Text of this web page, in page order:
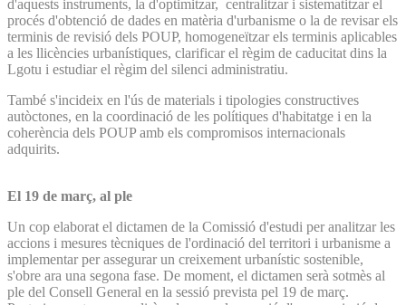
d'aquests instruments, la d'optimitzar, centralitzar i sistematitzar el
procés d'obtenció de dades en matèria d'urbanisme o la de revisar els
terminis de revisió dels POUP, homogeneïtzar els terminis aplicables
a les llicències urbanístiques, clarificar el règim de caducitat dins la
Lgotu i estudiar el règim del silenci administratiu.
També s'incideix en l'ús de materials i tipologies constructives
autòctones, en la coordinació de les polítiques d'habitatge i en la
coherència dels POUP amb els compromisos internacionals
adquirits.
El 19 de març, al ple
Un cop elaborat el dictamen de la Comissió d'estudi per analitzar les
accions i mesures tècniques de l'ordinació del territori i urbanisme a
implementar per assegurar un creixement urbanístic sostenible,
s'obre ara una segona fase. De moment, el dictamen serà sotmès al
ple del Consell General en la sessió prevista pel 19 de març.